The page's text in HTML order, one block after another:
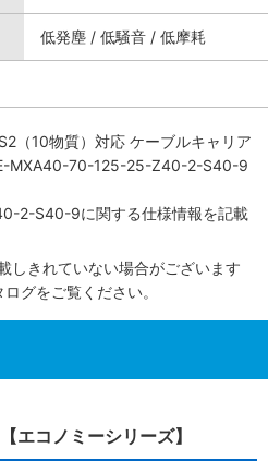
低発塵 / 低騒音 / 低摩耗
（10物質）対応 ケーブルキャリア
MXA40-70-125-25-Z40-2-S40-9
2-S40-9に関する仕様情報を記載
しきれていない場合がございます
ログをご覧ください。
エコノミーシリーズ】